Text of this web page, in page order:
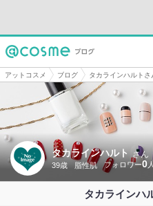
アットコスメ ブログ タカラインハルトさ
タカラインハルト さん
39歳 脂性肌 0
タカラインハ